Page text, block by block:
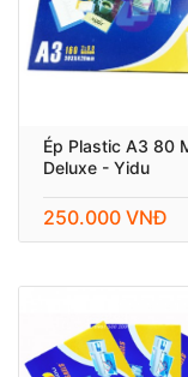
Ép Plastic A3 80
Deluxe - Yidu
250.000 VNĐ